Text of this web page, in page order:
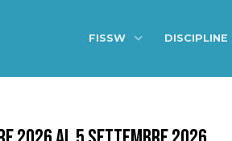
FISSW DISCIPLINE